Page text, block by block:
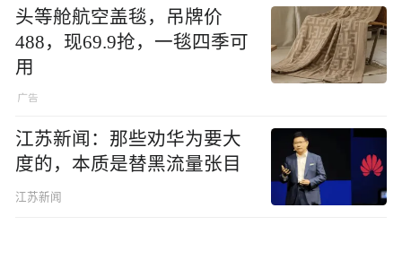
头等舱航空盖毯，吊牌价
488，现69.9抢，一毯四季可
用
江苏新闻：那些劝华为要大
度的，本质是替黑流量张目
江苏新闻